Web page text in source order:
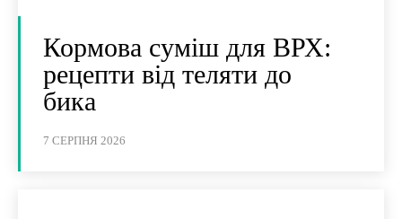
Кормова суміш для ВРХ:
рецепти від теляти до
бика
7 СЕРПНЯ 2026